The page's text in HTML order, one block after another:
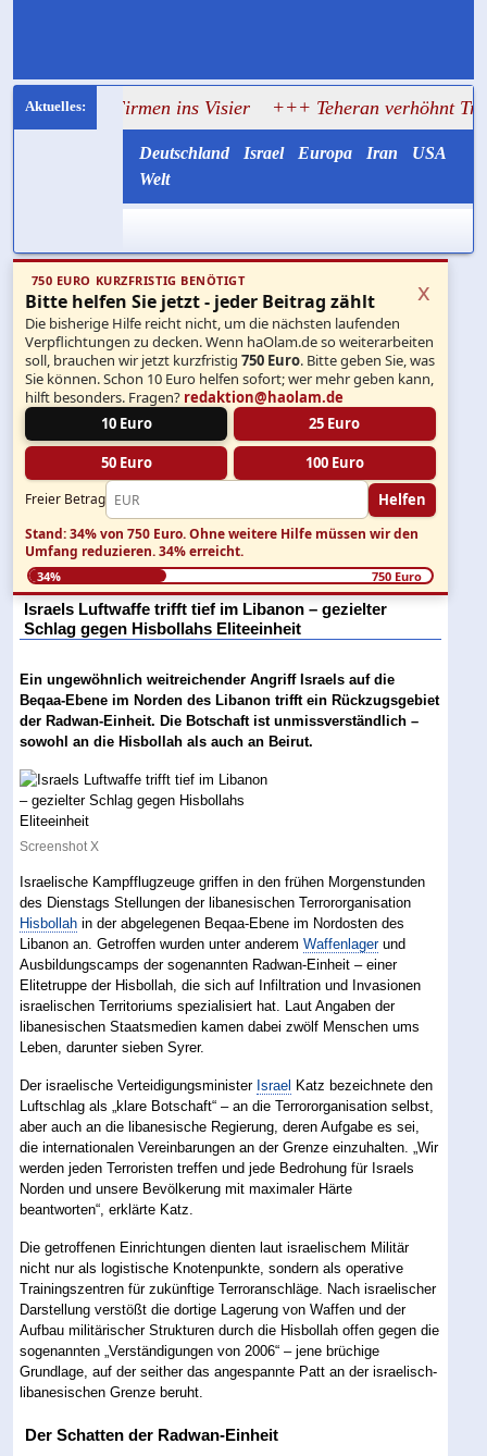
Firmen ins Visier +++ Teheran verhöhnt Trump: Irans
Deutschland Israel Europa Iran
USA
Welt
750 EURO KURZFRISTIG BENÖTIGT
Bitte helfen Sie jetzt - jeder Beitrag zählt
Die bisherige Hilfe reicht nicht, um die nächsten laufenden
Verpflichtungen zu decken. Wenn haOlam.de so weiterarbeiten
soll, brauchen wir jetzt kurzfristig750 Euro. Bitte geben Sie, was
Sie können. Schon 10 Euro helfen sofort; wer mehr geben kann,
hilft besonders. Fragen? redaktion@haolam.de
10 Euro
25 Euro
50 Euro 100 Euro
Freier Betrag Helfen
x
Stand: 34% von 750 Euro.Ohne weitere Hilfe müssen wir den
Umfang reduzieren.34% erreicht.
34% 750 Euro
Israels Luftwaffe trifft tief im Libanon – gezielter
Schlag gegen Hisbollahs Eliteeinheit
Ein ungewöhnlich weitreichender Angriff Israels auf die
Beqaa-Ebene im Norden des Libanon trifft ein Rückzugsgebiet
der Radwan-Einheit. Die Botschaft ist unmissverständlich –
sowohl an die Hisbollah als auch an Beirut.
Screenshot X
Israelische Kampfflugzeuge griffen in den frühen Morgenstunden
des Dienstags Stellungen der libanesischen Terrororganisation
Hisbollah in der abgelegenen Beqaa-Ebene im Nordosten des
Libanon an. Getroffen wurden unter anderemWaffenlagerund
Ausbildungscamps der sogenannten Radwan-Einheit – einer
Elitetruppe der Hisbollah, die sich auf Infiltration und Invasionen
israelischen Territoriums spezialisiert hat. Laut Angaben der
libanesischen Staatsmedien kamen dabei zwölf Menschen ums
Leben, darunter sieben Syrer.
Der israelische Verteidigungsminister Israel Katz bezeichnete den
Luftschlag als „klare Botschaft“ – an die Terrororganisation selbst,
aber auch an die libanesische Regierung, deren Aufgabe es sei,
die internationalen Vereinbarungen an der Grenze einzuhalten. „Wir
werden jeden Terroristen treffen und jede Bedrohung für Israels
Norden und unsere Bevölkerung mit maximaler Härte
beantworten“, erklärte Katz.
Die getroffenen Einrichtungen dienten laut israelischem Militär
nicht nur als logistische Knotenpunkte, sondern als operative
Trainingszentren für zukünftige Terroranschläge. Nach israelischer
Darstellung verstößt die dortige Lagerung von Waffen und der
Aufbau militärischer Strukturen durch die Hisbollah offen gegen die
sogenannten „Verständigungen von 2006“ – jene brüchige
Grundlage, auf der seither das angespannte Patt an der israelisch-
libanesischen Grenze beruht.
Der Schatten der Radwan-Einheit